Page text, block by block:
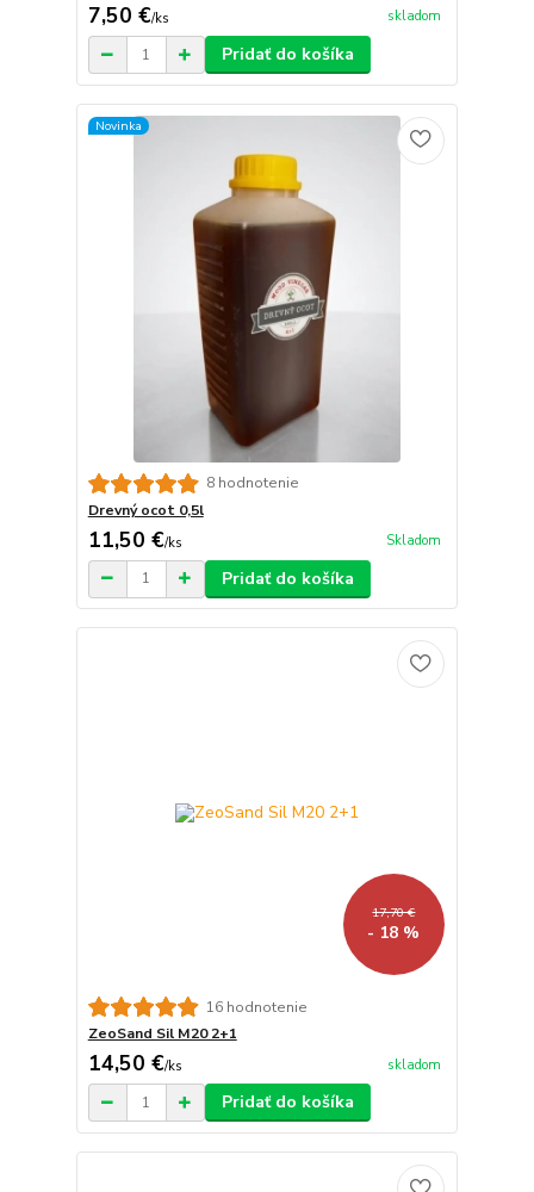
7,50 €/ks skladom
Pridať do košíka
Novinka
8 hodnotenie
Drevný ocot 0,5l
11,50 €/ks Skladom
Pridať do košíka
17,70 €
- 18 %
16 hodnotenie
ZeoSand Sil M20 2+1
14,50 €/ks skladom
Pridať do košíka